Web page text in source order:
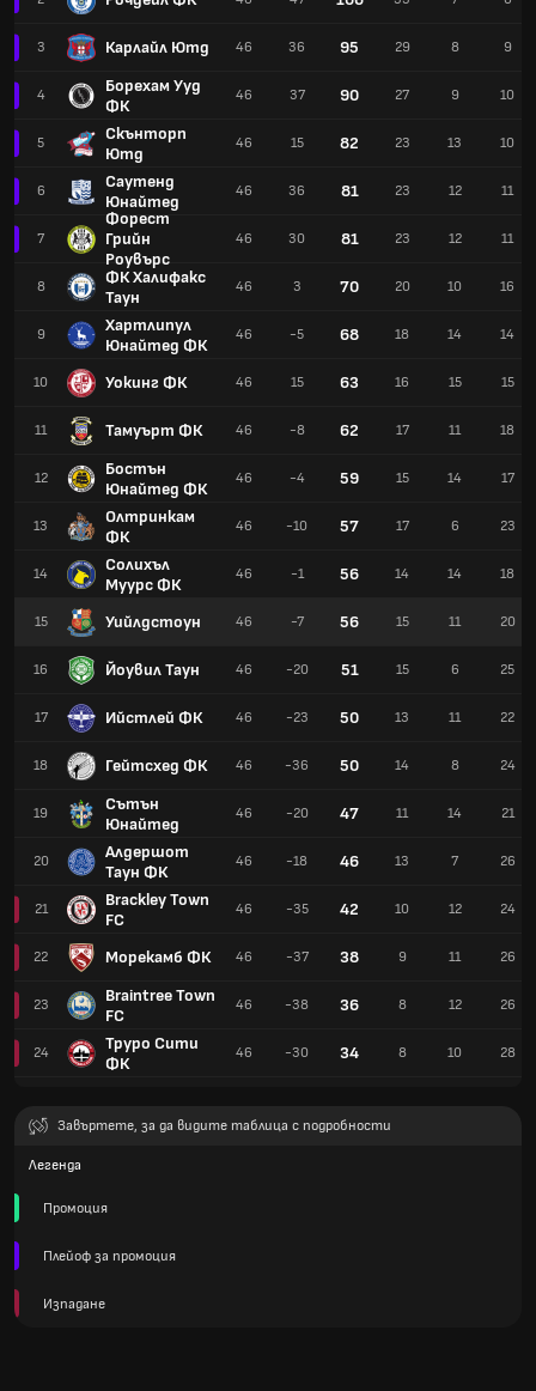
3 Карлайл Ютд
4
Борехам Ууд
ФК
5
Скънторп
Ютд
6
Саутенд
Юнайтед
7
Форест
Грийн
Роувърс
8
ФК Халифакс
Таун
9
Хартлипул
Юнайтед ФК
10 Уокинг ФК
11 Тамуърт ФК
12
Бостън
Юнайтед ФК
13
Олтринкам
ФК
14
Солихъл
Муурс ФК
15 Уийлдстоун
16 Йоувил Таун
17 Ийстлей ФК
18 Гейтсхед ФК
19
Сътън
Юнайтед
20
Алдершот
Таун ФК
21
Brackley Town
FC
22 Морекамб ФК
23
Braintree Town
FC
24
Труро Сити
ФК
46 36 95 29 8 9
46 37 90 27 9 10
46 15 82 23 13 10
46 36 81 23 12 11
46 30 81 23 12 11
46 3 70 20 10 16
46 -5 68 18 14 14
46 15 63 16 15 15
46 -8 62 17 11 18
46 -4 59 15 14 17
46 -10 57 17 6 23
46 -1 56 14 14 18
46 -7 56 15 11 20
46 -20 51 15 6 25
46 -23 50 13 11 22
46 -36 50 14 8 24
46 -20 47 11 14 21
46 -18 46 13 7 26
46 -35 42 10 12 24
46 -37 38 9 11 26
46 -38 36 8 12 26
46 -30 34 8 10 28
Завъртете, за да видите таблица с подробности
Легенда
Промоция
Плейоф за промоция
Изпадане